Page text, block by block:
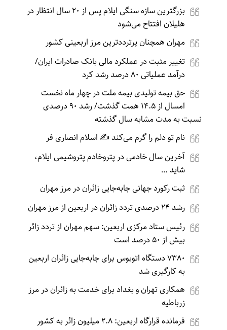
بزرگترین سازه سنگی ایلام پس از ۲۰ سال انتظار در
هلیلان افتتاح می‌شود
مهران همچنان پرترددترین مرز اربعینی کشور
تغییر مثبت در عملکرد مالی بانک صادرات ایران/
درآمد عملیاتی ۸۰ درصد رشد کرد
حق بیمه تولیدی بیمه ملت در چهار ماه نخست
امسال از ۱۴.۵ همت گذشت/ رشد ۹۰ درصدی
نسبت به مدت مشابه سال گذشته
نام تو دلم را گرم می‌کند ✍️ اسلام انصاری فر
آخرین سال خادمی در پتروخادم پتروشیمی ایلام،
شاید …
ثبت رکورد جهانی جابه‌جایی زائران در مرز مهران
رشد ۲۴ درصدی تردد زائران در اربعین از مرز مهران
رئیس ستاد مرکزی اربعین: سهم مهران از تردد زائر
بیش از ۵۰ درصد است
۷۳۸۰ دستگاه اتوبوس برای جابه‌جایی زائران اربعین
به‌ کارگیری شد
همکاری تهران و بغداد برای خدمت به زائران در مرز
زرباطیه
فرمانده قرارگاه اربعین: ۲.۸ میلیون زائر به کشور